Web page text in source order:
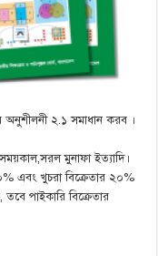
অনুশীলনী ২.১ সমাধান করব ।
মুনাফা ইত্যাদি।
এবং খুচরা বিক্রেতার ২০%
পাইকারি বিক্রেতার